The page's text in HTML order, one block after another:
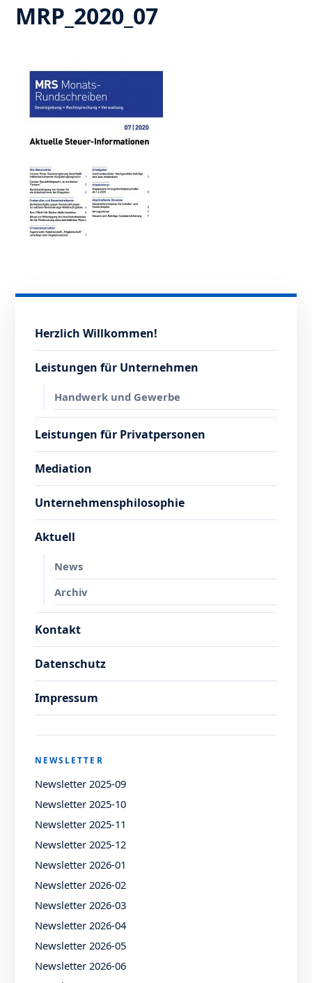
MRP_2020_07
Herzlich Willkommen!
Leistungen für Unternehmen
Handwerk und Gewerbe
Leistungen für Privatpersonen
Mediation
Unternehmensphilosophie
Aktuell
News
Archiv
Kontakt
Datenschutz
Impressum
NEWSLETTER
Newsletter 2025-09
Newsletter 2025-10
Newsletter 2025-11
Newsletter 2025-12
Newsletter 2026-01
Newsletter 2026-02
Newsletter 2026-03
Newsletter 2026-04
Newsletter 2026-05
Newsletter 2026-06